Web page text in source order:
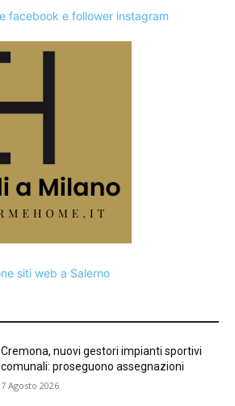
Cremona, nuovi gestori impianti sportivi
comunali: proseguono assegnazioni
7 Agosto 2026